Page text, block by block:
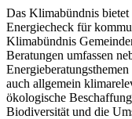
Das Klimabündnis
Energiecheck für
Klimabündnis
Beratungen umfassen
auch allgemein
ökologische
Biodiversität und die